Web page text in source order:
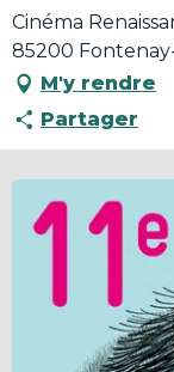
Cinéma
85200
M'y rendre
Partager